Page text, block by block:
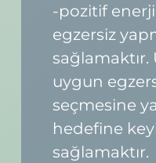
-pozitif
egzersiz
uygun
seçmesine
hedefine
sağlamaktır.